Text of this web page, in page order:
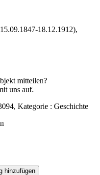
18.12.1912),
mitteilen?
uns auf.
Kategorie : Geschichte
hinzufügen